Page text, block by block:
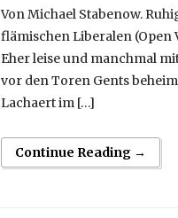
Von Michael Stabenow.
flämischen Liberalen (Open
Eher leise und manchmal
vor den Toren Gents
Lachaert im […]
Continue Reading →